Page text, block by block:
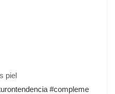
piel
#compleme